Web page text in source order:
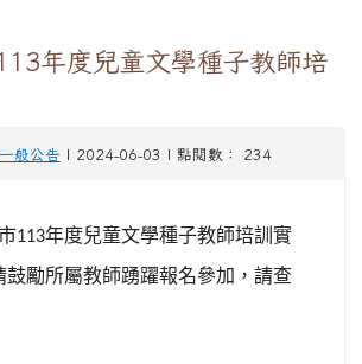
年度兒童文學種子教師培
一般公告 | 2024-06-03 | 點閱數： 234
113年度兒童文學種子教師培訓實
鼓勵所屬教師踴躍報名參加，請查